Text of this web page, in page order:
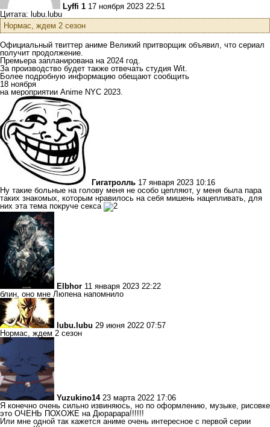
Lyffi 1 17 ноября 2023 22:51
Цитата: lubu.lubu
Нормас, ждем 2 сезон
Официальный твиттер аниме Великий притворщик объявил, что сериал
получит продолжение.
Премьера запланирована на 2024 год.
За производство будет также отвечать студия Wit.
Более подробную информацию обещают сообщить
18 ноября
на мероприятии Anime NYC 2023.
Гигатролль 17 января 2023 10:16
Ну такие больные на голову меня не особо цепляют, у меня была пара
таких знакомых, которым нравилось на себя мишень нацепливать, для
них эта тема покруче секса
Еlbhor 11 января 2023 22:22
блин, оно мне Люпена напомнило
lubu.lubu 29 июня 2022 07:57
Нормас, ждем 2 сезон
Yuzukino14 23 марта 2022 17:06
Я конечно очень сильно извиняюсь, но по оформлению, музыке, рисовке
это ОЧЕНЬ ПОХОЖЕ на Дюрарара!!!!!!
Или мне одной так кажется аниме очень интересное с первой серии